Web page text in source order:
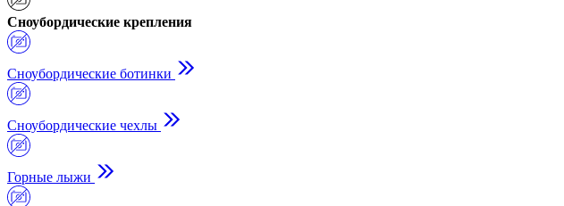
Сноубордические крепления
Сноубордические ботинки
Сноубордические чехлы
Горные лыжи